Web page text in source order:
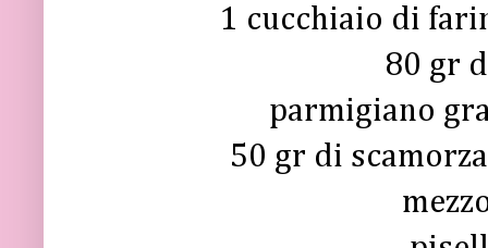
1 cucchiaio di
80 gr
parmigiano
50 gr di